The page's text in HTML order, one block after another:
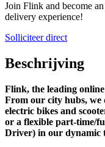
Join Flink and become
delivery experience!
Solliciteer direct
Beschrijving
Flink, the leading
From our city hubs, we
electric bikes and
or a flexible part-time/
Driver) in our dynamic